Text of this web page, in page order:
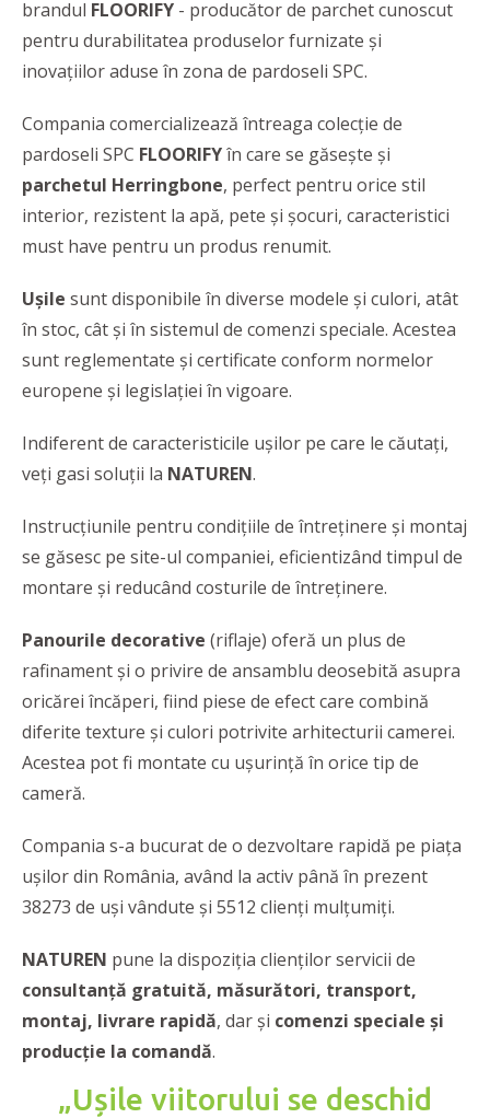
brandul FLOORIFY - producător de parchet cunoscut
pentru durabilitatea produselor furnizate și
inovațiilor aduse în zona de pardoseli SPC.
Compania comercializează întreaga colecție de
pardoseli SPC FLOORIFYîn care se găsește și
parchetul Herringbone, perfect pentru orice stil
interior, rezistent la apă, pete și șocuri, caracteristici
must have pentru un produs renumit.
Ușile sunt disponibile în diverse modele și culori, atât
în stoc, cât și în sistemul de comenzi speciale. Acestea
sunt reglementate și certificate conform normelor
europene și legislației în vigoare.
Indiferent de caracteristicile ușilor pe care le căutați,
veți gasi soluții la NATUREN.
Instrucțiunile pentru condițiile de întreținere și montaj
se găsesc pe site-ul companiei, eficientizând timpul de
montare și reducând costurile de întreținere.
Panourile decorative (riflaje) oferă un plus de
rafinament și o privire de ansamblu deosebită asupra
oricărei încăperi, fiind piese de efect care combină
diferite texture și culori potrivite arhitecturii camerei.
Acestea pot fi montate cu ușurință în orice tip de
cameră.
Compania s-a bucurat de o dezvoltare rapidă pe piața
ușilor din România, având la activ până în prezent
38273 de uși vândute și 5512 clienți mulțumiți.
NATUREN pune la dispoziția clienților servicii de
consultanță gratuită, măsurători, transport,
montaj, livrare rapidă, dar și comenzi speciale și
producție la comandă.
„Ușile viitorului se deschid